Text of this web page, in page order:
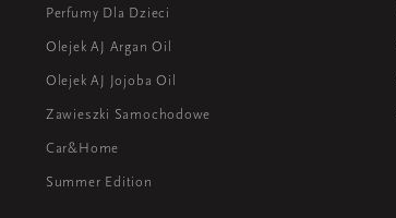
Perfumy Dla Dzieci
Olejek AJ Argan Oil
Olejek AJ Jojoba Oil
Zawieszki Samochodowe
Car&Home
Summer Edition